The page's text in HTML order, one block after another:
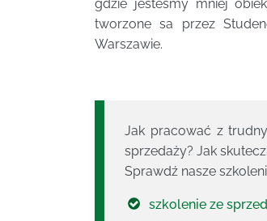
gdzie jesteśmy mniej
tworzone sa przez
Warszawie.
Jak pracować z
sprzedaży? Jak
Sprawdź nasze
szkolenie ze